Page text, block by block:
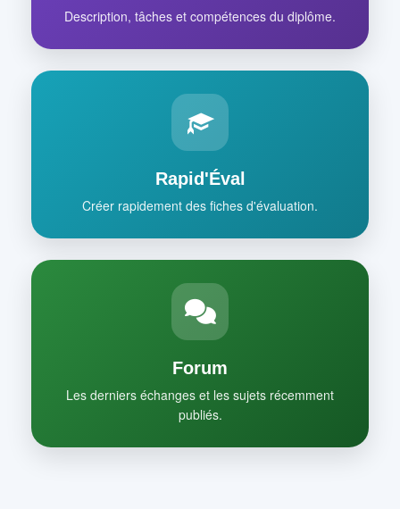
Description, tâches et compétences du diplôme.
Rapid'Éval
Créer rapidement des fiches d'évaluation.
Forum
Les derniers échanges et les sujets récemment
publiés.